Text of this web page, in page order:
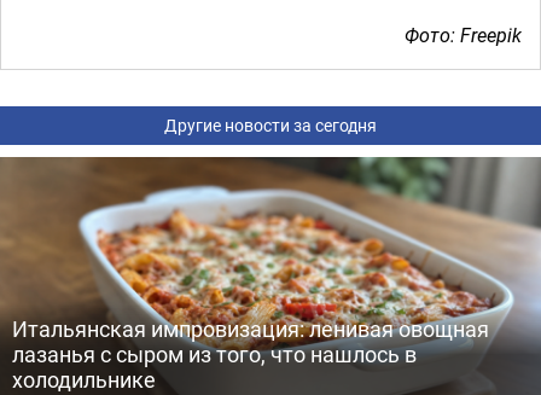
Фото: Freepik
Другие новости за сегодня
Итальянская импровизация: ленивая овощная
лазанья с сыром из того, что нашлось в
холодильнике